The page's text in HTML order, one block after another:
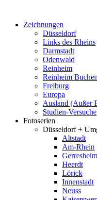
springenZeichnungen
Düsseldorf
Links des Rheins
Darmstadt
Odenwald
Reinheim
Reinheim
Freiburg
Europa
Ausland (Außer
Studien-Versuche
Fotoserien
Düsseldorf +
Altstadt
Am-Rhein
Gerresheim
Heerdt
Lörick
Innenstadt
Neuss